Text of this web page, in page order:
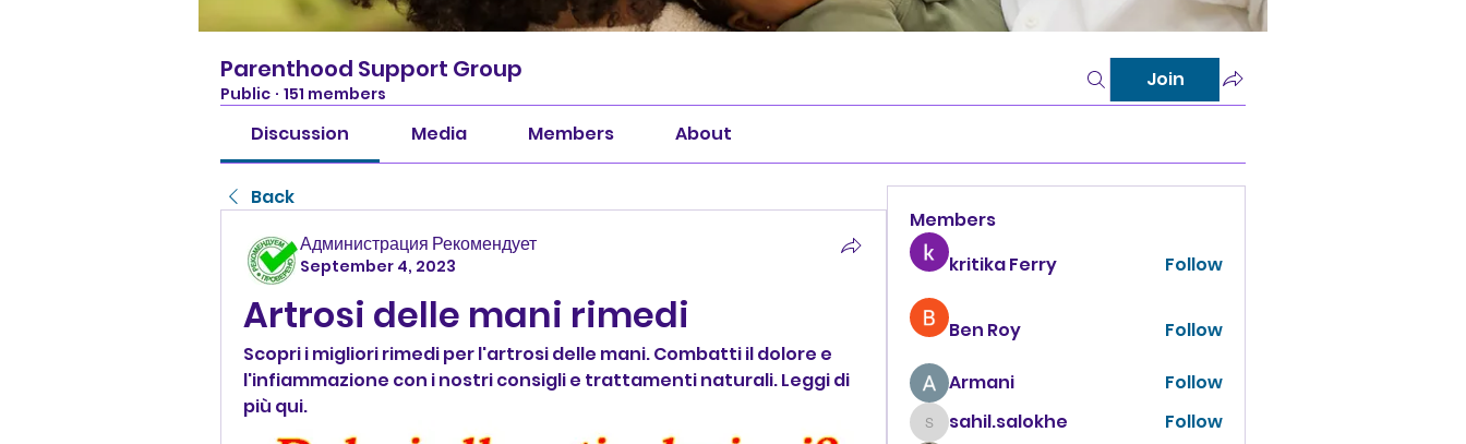
Parenthood Support Group
Public · 151 members
Join
Discussion Media Members About
Back
Администрация Рекомендует
September 4, 2023
Artrosi delle mani rimedi
Scopri i migliori rimedi per l'artrosi delle mani. Combatti il dolore e
l'infiammazione con i nostri consigli e trattamenti naturali. Leggi di
più qui.
Members
kritika Ferry
Follow
Ben Roy Follow
Armani Follow
sahil.salokhe
sahil.salokhe Follow